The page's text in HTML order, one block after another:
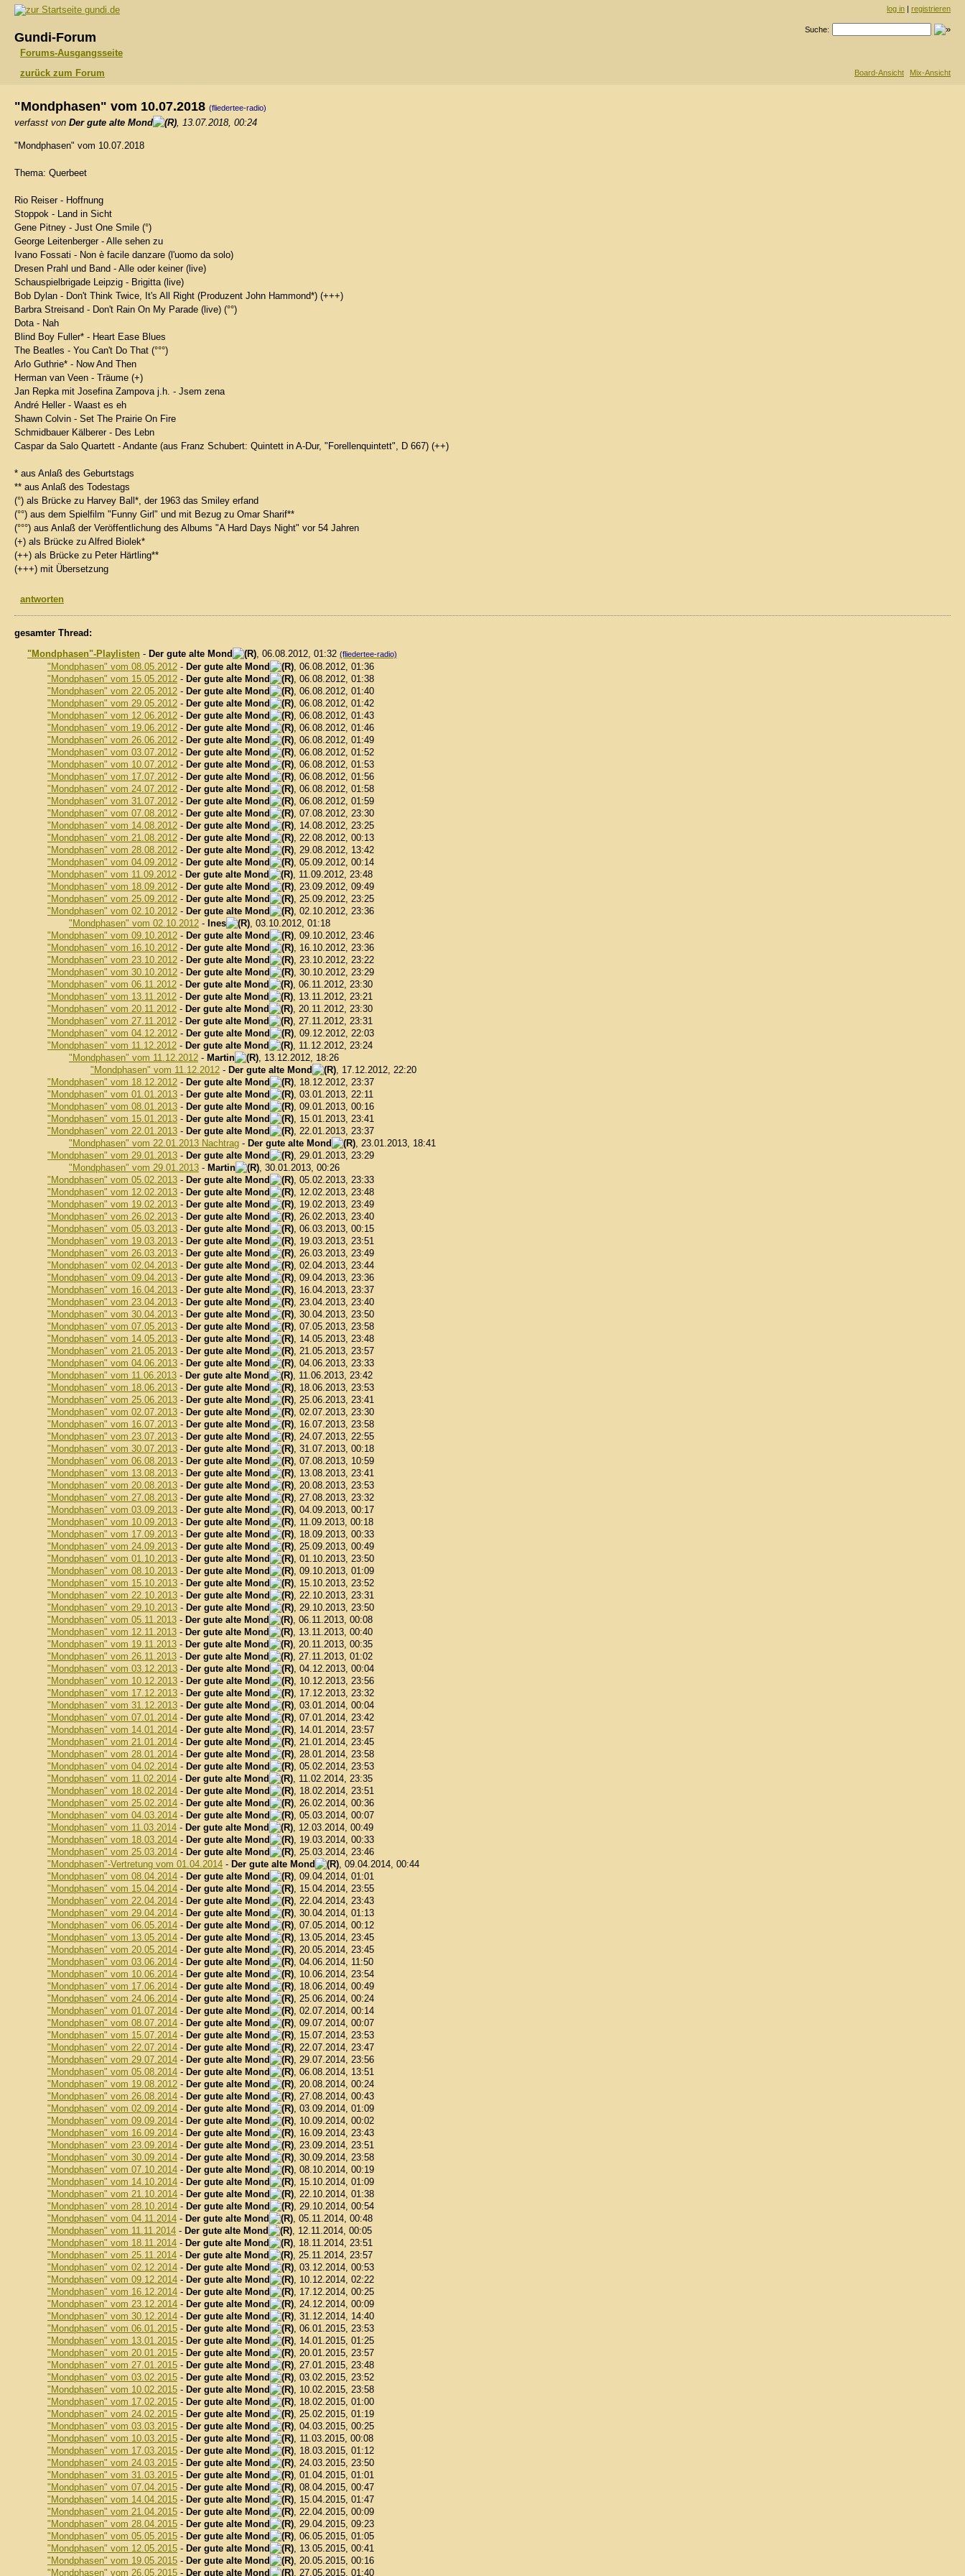
gundi.de
Gundi-Forum
Forums-Ausgangsseite
log in | registrieren
Suche:
zurück zum Forum Board-Ansicht Mix-Ansicht
"Mondphasen" vom 10.07.2018 (fliedertee-radio)
verfasst von Der gute alte Mond , 13.07.2018, 00:24
"Mondphasen" vom 10.07.2018
Thema: Querbeet
Rio Reiser - Hoffnung
Stoppok - Land in Sicht
Gene Pitney - Just One Smile (°)
George Leitenberger - Alle sehen zu
Ivano Fossati - Non è facile danzare (l'uomo da solo)
Dresen Prahl und Band - Alle oder keiner (live)
Schauspielbrigade Leipzig - Brigitta (live)
Bob Dylan - Don't Think Twice, It's All Right (Produzent John Hammond*) (+++)
Barbra Streisand - Don't Rain On My Parade (live) (°°)
Dota - Nah
Blind Boy Fuller* - Heart Ease Blues
The Beatles - You Can't Do That (°°°)
Arlo Guthrie* - Now And Then
Herman van Veen - Träume (+)
Jan Repka mit Josefina Zampova j.h. - Jsem zena
André Heller - Waast es eh
Shawn Colvin - Set The Prairie On Fire
Schmidbauer Kälberer - Des Lebn
Caspar da Salo Quartett - Andante (aus Franz Schubert: Quintett in A-Dur, "Forellenquintett", D 667) (++)
* aus Anlaß des Geburtstags
** aus Anlaß des Todestags
(°) als Brücke zu Harvey Ball*, der 1963 das Smiley erfand
(°°) aus dem Spielfilm "Funny Girl" und mit Bezug zu Omar Sharif**
(°°°) aus Anlaß der Veröffentlichung des Albums "A Hard Days Night" vor 54 Jahren
(+) als Brücke zu Alfred Biolek*
(++) als Brücke zu Peter Härtling**
(+++) mit Übersetzung
antworten
gesamter Thread:
"Mondphasen"-Playlisten - Der gute alte Mond , 06.08.2012, 01:32 (fliedertee-radio)
"Mondphasen" vom 08.05.2012 - Der gute alte Mond
, 06.08.2012, 01:36
"Mondphasen" vom 15.05.2012 - Der gute alte Mond
, 06.08.2012, 01:38
"Mondphasen" vom 22.05.2012 - Der gute alte Mond
, 06.08.2012, 01:40
"Mondphasen" vom 29.05.2012 - Der gute alte Mond
, 06.08.2012, 01:42
"Mondphasen" vom 12.06.2012 - Der gute alte Mond
, 06.08.2012, 01:43
"Mondphasen" vom 19.06.2012 - Der gute alte Mond
, 06.08.2012, 01:46
"Mondphasen" vom 26.06.2012 - Der gute alte Mond
, 06.08.2012, 01:49
"Mondphasen" vom 03.07.2012 - Der gute alte Mond
, 06.08.2012, 01:52
"Mondphasen" vom 10.07.2012 - Der gute alte Mond
, 06.08.2012, 01:53
"Mondphasen" vom 17.07.2012 - Der gute alte Mond
, 06.08.2012, 01:56
"Mondphasen" vom 24.07.2012 - Der gute alte Mond
, 06.08.2012, 01:58
"Mondphasen" vom 31.07.2012 - Der gute alte Mond
, 06.08.2012, 01:59
"Mondphasen" vom 07.08.2012 - Der gute alte Mond
, 07.08.2012, 23:30
"Mondphasen" vom 14.08.2012 - Der gute alte Mond
, 14.08.2012, 23:25
"Mondphasen" vom 21.08.2012 - Der gute alte Mond
, 22.08.2012, 00:13
"Mondphasen" vom 28.08.2012 - Der gute alte Mond
, 29.08.2012, 13:42
"Mondphasen" vom 04.09.2012 - Der gute alte Mond
, 05.09.2012, 00:14
"Mondphasen" vom 11.09.2012 - Der gute alte Mond
, 11.09.2012, 23:48
"Mondphasen" vom 18.09.2012 - Der gute alte Mond
, 23.09.2012, 09:49
"Mondphasen" vom 25.09.2012 - Der gute alte Mond
, 25.09.2012, 23:25
"Mondphasen" vom 02.10.2012 - Der gute alte Mond
, 02.10.2012, 23:36
"Mondphasen" vom 02.10.2012 - Ines
, 03.10.2012, 01:18
"Mondphasen" vom 09.10.2012 - Der gute alte Mond
, 09.10.2012, 23:46
"Mondphasen" vom 16.10.2012 - Der gute alte Mond
, 16.10.2012, 23:36
"Mondphasen" vom 23.10.2012 - Der gute alte Mond
, 23.10.2012, 23:22
"Mondphasen" vom 30.10.2012 - Der gute alte Mond
, 30.10.2012, 23:29
"Mondphasen" vom 06.11.2012 - Der gute alte Mond
, 06.11.2012, 23:30
"Mondphasen" vom 13.11.2012 - Der gute alte Mond
, 13.11.2012, 23:21
"Mondphasen" vom 20.11.2012 - Der gute alte Mond
, 20.11.2012, 23:30
"Mondphasen" vom 27.11.2012 - Der gute alte Mond
, 27.11.2012, 23:31
"Mondphasen" vom 04.12.2012 - Der gute alte Mond
, 09.12.2012, 22:03
"Mondphasen" vom 11.12.2012 - Der gute alte Mond
, 11.12.2012, 23:24
"Mondphasen" vom 11.12.2012 - Martin
, 13.12.2012, 18:26
"Mondphasen" vom 11.12.2012 - Der gute alte Mond
, 17.12.2012, 22:20
"Mondphasen" vom 18.12.2012 - Der gute alte Mond
, 18.12.2012, 23:37
"Mondphasen" vom 01.01.2013 - Der gute alte Mond
, 03.01.2013, 22:11
"Mondphasen" vom 08.01.2013 - Der gute alte Mond
, 09.01.2013, 00:16
"Mondphasen" vom 15.01.2013 - Der gute alte Mond
, 15.01.2013, 23:41
"Mondphasen" vom 22.01.2013 - Der gute alte Mond
, 22.01.2013, 23:37
"Mondphasen" vom 22.01.2013 Nachtrag - Der gute alte Mond
, 23.01.2013, 18:41
"Mondphasen" vom 29.01.2013 - Der gute alte Mond
, 29.01.2013, 23:29
"Mondphasen" vom 29.01.2013 - Martin
, 30.01.2013, 00:26
"Mondphasen" vom 05.02.2013 - Der gute alte Mond
, 05.02.2013, 23:33
"Mondphasen" vom 12.02.2013 - Der gute alte Mond
, 12.02.2013, 23:48
"Mondphasen" vom 19.02.2013 - Der gute alte Mond
, 19.02.2013, 23:49
"Mondphasen" vom 26.02.2013 - Der gute alte Mond
, 26.02.2013, 23:40
"Mondphasen" vom 05.03.2013 - Der gute alte Mond
, 06.03.2013, 00:15
"Mondphasen" vom 19.03.2013 - Der gute alte Mond
, 19.03.2013, 23:51
"Mondphasen" vom 26.03.2013 - Der gute alte Mond
, 26.03.2013, 23:49
"Mondphasen" vom 02.04.2013 - Der gute alte Mond
, 02.04.2013, 23:44
"Mondphasen" vom 09.04.2013 - Der gute alte Mond
, 09.04.2013, 23:36
"Mondphasen" vom 16.04.2013 - Der gute alte Mond
, 16.04.2013, 23:37
"Mondphasen" vom 23.04.2013 - Der gute alte Mond
, 23.04.2013, 23:40
"Mondphasen" vom 30.04.2013 - Der gute alte Mond
, 30.04.2013, 23:50
"Mondphasen" vom 07.05.2013 - Der gute alte Mond
, 07.05.2013, 23:58
"Mondphasen" vom 14.05.2013 - Der gute alte Mond
, 14.05.2013, 23:48
"Mondphasen" vom 21.05.2013 - Der gute alte Mond
, 21.05.2013, 23:57
"Mondphasen" vom 04.06.2013 - Der gute alte Mond
, 04.06.2013, 23:33
"Mondphasen" vom 11.06.2013 - Der gute alte Mond
, 11.06.2013, 23:42
"Mondphasen" vom 18.06.2013 - Der gute alte Mond
, 18.06.2013, 23:53
"Mondphasen" vom 25.06.2013 - Der gute alte Mond
, 25.06.2013, 23:41
"Mondphasen" vom 02.07.2013 - Der gute alte Mond
, 02.07.2013, 23:30
"Mondphasen" vom 16.07.2013 - Der gute alte Mond
, 16.07.2013, 23:58
"Mondphasen" vom 23.07.2013 - Der gute alte Mond
, 24.07.2013, 22:55
"Mondphasen" vom 30.07.2013 - Der gute alte Mond
, 31.07.2013, 00:18
"Mondphasen" vom 06.08.2013 - Der gute alte Mond
, 07.08.2013, 10:59
"Mondphasen" vom 13.08.2013 - Der gute alte Mond
, 13.08.2013, 23:41
"Mondphasen" vom 20.08.2013 - Der gute alte Mond
, 20.08.2013, 23:53
"Mondphasen" vom 27.08.2013 - Der gute alte Mond
, 27.08.2013, 23:32
"Mondphasen" vom 03.09.2013 - Der gute alte Mond
, 04.09.2013, 00:17
"Mondphasen" vom 10.09.2013 - Der gute alte Mond
, 11.09.2013, 00:18
"Mondphasen" vom 17.09.2013 - Der gute alte Mond
, 18.09.2013, 00:33
"Mondphasen" vom 24.09.2013 - Der gute alte Mond
, 25.09.2013, 00:49
"Mondphasen" vom 01.10.2013 - Der gute alte Mond
, 01.10.2013, 23:50
"Mondphasen" vom 08.10.2013 - Der gute alte Mond
, 09.10.2013, 01:09
"Mondphasen" vom 15.10.2013 - Der gute alte Mond
, 15.10.2013, 23:52
"Mondphasen" vom 22.10.2013 - Der gute alte Mond
, 22.10.2013, 23:31
"Mondphasen" vom 29.10.2013 - Der gute alte Mond
, 29.10.2013, 23:50
"Mondphasen" vom 05.11.2013 - Der gute alte Mond
, 06.11.2013, 00:08
"Mondphasen" vom 12.11.2013 - Der gute alte Mond
, 13.11.2013, 00:40
"Mondphasen" vom 19.11.2013 - Der gute alte Mond
, 20.11.2013, 00:35
"Mondphasen" vom 26.11.2013 - Der gute alte Mond
, 27.11.2013, 01:02
"Mondphasen" vom 03.12.2013 - Der gute alte Mond
, 04.12.2013, 00:04
"Mondphasen" vom 10.12.2013 - Der gute alte Mond
, 10.12.2013, 23:56
"Mondphasen" vom 17.12.2013 - Der gute alte Mond
, 17.12.2013, 23:32
"Mondphasen" vom 31.12.2013 - Der gute alte Mond
, 03.01.2014, 00:04
"Mondphasen" vom 07.01.2014 - Der gute alte Mond
, 07.01.2014, 23:42
"Mondphasen" vom 14.01.2014 - Der gute alte Mond
, 14.01.2014, 23:57
"Mondphasen" vom 21.01.2014 - Der gute alte Mond
, 21.01.2014, 23:45
"Mondphasen" vom 28.01.2014 - Der gute alte Mond
, 28.01.2014, 23:58
"Mondphasen" vom 04.02.2014 - Der gute alte Mond
, 05.02.2014, 23:53
"Mondphasen" vom 11.02.2014 - Der gute alte Mond
, 11.02.2014, 23:35
"Mondphasen" vom 18.02.2014 - Der gute alte Mond
, 18.02.2014, 23:51
"Mondphasen" vom 25.02.2014 - Der gute alte Mond
, 26.02.2014, 00:36
"Mondphasen" vom 04.03.2014 - Der gute alte Mond
, 05.03.2014, 00:07
"Mondphasen" vom 11.03.2014 - Der gute alte Mond
, 12.03.2014, 00:49
"Mondphasen" vom 18.03.2014 - Der gute alte Mond
, 19.03.2014, 00:33
"Mondphasen" vom 25.03.2014 - Der gute alte Mond
, 25.03.2014, 23:46
"Mondphasen"-Vertretung vom 01.04.2014 - Der gute alte Mond
, 09.04.2014, 00:44
"Mondphasen" vom 08.04.2014 - Der gute alte Mond
, 09.04.2014, 01:01
"Mondphasen" vom 15.04.2014 - Der gute alte Mond
, 15.04.2014, 23:55
"Mondphasen" vom 22.04.2014 - Der gute alte Mond
, 22.04.2014, 23:43
"Mondphasen" vom 29.04.2014 - Der gute alte Mond
, 30.04.2014, 01:13
"Mondphasen" vom 06.05.2014 - Der gute alte Mond
, 07.05.2014, 00:12
"Mondphasen" vom 13.05.2014 - Der gute alte Mond
, 13.05.2014, 23:45
"Mondphasen" vom 20.05.2014 - Der gute alte Mond
, 20.05.2014, 23:45
"Mondphasen" vom 03.06.2014 - Der gute alte Mond
, 04.06.2014, 11:50
"Mondphasen" vom 10.06.2014 - Der gute alte Mond
, 10.06.2014, 23:54
"Mondphasen" vom 17.06.2014 - Der gute alte Mond
, 18.06.2014, 00:49
"Mondphasen" vom 24.06.2014 - Der gute alte Mond
, 25.06.2014, 00:24
"Mondphasen" vom 01.07.2014 - Der gute alte Mond
, 02.07.2014, 00:14
"Mondphasen" vom 08.07.2014 - Der gute alte Mond
, 09.07.2014, 00:07
"Mondphasen" vom 15.07.2014 - Der gute alte Mond
, 15.07.2014, 23:53
"Mondphasen" vom 22.07.2014 - Der gute alte Mond
, 22.07.2014, 23:47
"Mondphasen" vom 29.07.2014 - Der gute alte Mond
, 29.07.2014, 23:56
"Mondphasen" vom 05.08.2014 - Der gute alte Mond
, 06.08.2014, 13:51
"Mondphasen" vom 19.08.2012 - Der gute alte Mond
, 20.08.2014, 00:24
"Mondphasen" vom 26.08.2014 - Der gute alte Mond
, 27.08.2014, 00:43
"Mondphasen" vom 02.09.2014 - Der gute alte Mond
, 03.09.2014, 01:09
"Mondphasen" vom 09.09.2014 - Der gute alte Mond
, 10.09.2014, 00:02
"Mondphasen" vom 16.09.2014 - Der gute alte Mond
, 16.09.2014, 23:43
"Mondphasen" vom 23.09.2014 - Der gute alte Mond
, 23.09.2014, 23:51
"Mondphasen" vom 30.09.2014 - Der gute alte Mond
, 30.09.2014, 23:58
"Mondphasen" vom 07.10.2014 - Der gute alte Mond
, 08.10.2014, 00:19
"Mondphasen" vom 14.10.2014 - Der gute alte Mond
, 15.10.2014, 01:09
"Mondphasen" vom 21.10.2014 - Der gute alte Mond
, 22.10.2014, 01:38
"Mondphasen" vom 28.10.2014 - Der gute alte Mond
, 29.10.2014, 00:54
"Mondphasen" vom 04.11.2014 - Der gute alte Mond
, 05.11.2014, 00:48
"Mondphasen" vom 11.11.2014 - Der gute alte Mond
, 12.11.2014, 00:05
"Mondphasen" vom 18.11.2014 - Der gute alte Mond
, 18.11.2014, 23:51
"Mondphasen" vom 25.11.2014 - Der gute alte Mond
, 25.11.2014, 23:57
"Mondphasen" vom 02.12.2014 - Der gute alte Mond
, 03.12.2014, 00:53
"Mondphasen" vom 09.12.2014 - Der gute alte Mond
, 10.12.2014, 02:22
"Mondphasen" vom 16.12.2014 - Der gute alte Mond
, 17.12.2014, 00:25
"Mondphasen" vom 23.12.2014 - Der gute alte Mond
, 24.12.2014, 00:09
"Mondphasen" vom 30.12.2014 - Der gute alte Mond
, 31.12.2014, 14:40
"Mondphasen" vom 06.01.2015 - Der gute alte Mond
, 06.01.2015, 23:53
"Mondphasen" vom 13.01.2015 - Der gute alte Mond
, 14.01.2015, 01:25
"Mondphasen" vom 20.01.2015 - Der gute alte Mond
, 20.01.2015, 23:57
"Mondphasen" vom 27.01.2015 - Der gute alte Mond
, 27.01.2015, 23:48
"Mondphasen" vom 03.02.2015 - Der gute alte Mond
, 03.02.2015, 23:52
"Mondphasen" vom 10.02.2015 - Der gute alte Mond
, 10.02.2015, 23:58
"Mondphasen" vom 17.02.2015 - Der gute alte Mond
, 18.02.2015, 01:00
"Mondphasen" vom 24.02.2015 - Der gute alte Mond
, 25.02.2015, 01:19
"Mondphasen" vom 03.03.2015 - Der gute alte Mond
, 04.03.2015, 00:25
"Mondphasen" vom 10.03.2015 - Der gute alte Mond
, 11.03.2015, 00:08
"Mondphasen" vom 17.03.2015 - Der gute alte Mond
, 18.03.2015, 01:12
"Mondphasen" vom 24.03.2015 - Der gute alte Mond
, 24.03.2015, 23:50
"Mondphasen" vom 31.03.2015 - Der gute alte Mond
, 01.04.2015, 01:01
"Mondphasen" vom 07.04.2015 - Der gute alte Mond
, 08.04.2015, 00:47
"Mondphasen" vom 14.04.2015 - Der gute alte Mond
, 15.04.2015, 01:47
"Mondphasen" vom 21.04.2015 - Der gute alte Mond
, 22.04.2015, 00:09
"Mondphasen" vom 28.04.2015 - Der gute alte Mond
, 29.04.2015, 09:23
"Mondphasen" vom 05.05.2015 - Der gute alte Mond
, 06.05.2015, 01:05
"Mondphasen" vom 12.05.2015 - Der gute alte Mond
, 13.05.2015, 00:41
"Mondphasen" vom 19.05.2015 - Der gute alte Mond
, 20.05.2015, 00:16
"Mondphasen" vom 26.05.2015 - Der gute alte Mond , 27.05.2015, 01:40